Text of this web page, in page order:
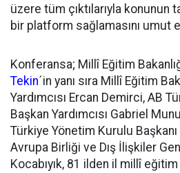
üzere tüm çıktılarıyla konunun
bir platform sağlamasını umut
Konferansa; Millî Eğitim
Tekin´in yanı sıra Millî Eğitim
Yardımcısı Ercan Demirci, AB
Başkan Yardımcısı Gabriel
Türkiye Yönetim Kurulu
Avrupa Birliği ve Dış İlişkiler
Kocabıyık, 81 ilden il millî